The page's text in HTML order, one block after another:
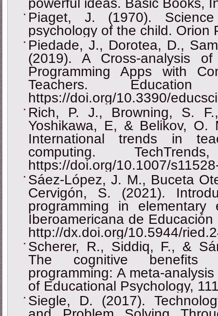
Piaget, J. (1970).
psychology of the child. Orion
Piedade, J., Dorotea, D.,
(2019). A Cross-analysis
Programming Apps with
Teachers.
https://doi.org/10.3390/
Rich, P. J., Browning, S.
Yoshikawa, E, & Belikov,
International trends in
computing.
https://doi.org/10.1007/
Sáez-López, J. M., Buceta
Cervigón, S. (2021).
programming in elementary
Iberoamericana de
http://dx.doi.org/10.5944/
Scherer, R., Siddiq, F., &
The cognitive benefits
programming: A meta-
of Educational Psychology,
Siegle, D. (2017).